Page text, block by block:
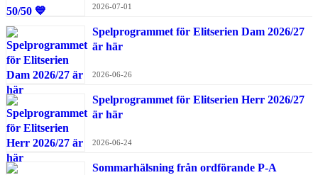
2026-07-01
Spelprogrammet för Elitserien Dam 2026/27
är här
2026-06-26
Spelprogrammet för Elitserien Herr 2026/27
är här
2026-06-24
Sommarhälsning från ordförande P-A